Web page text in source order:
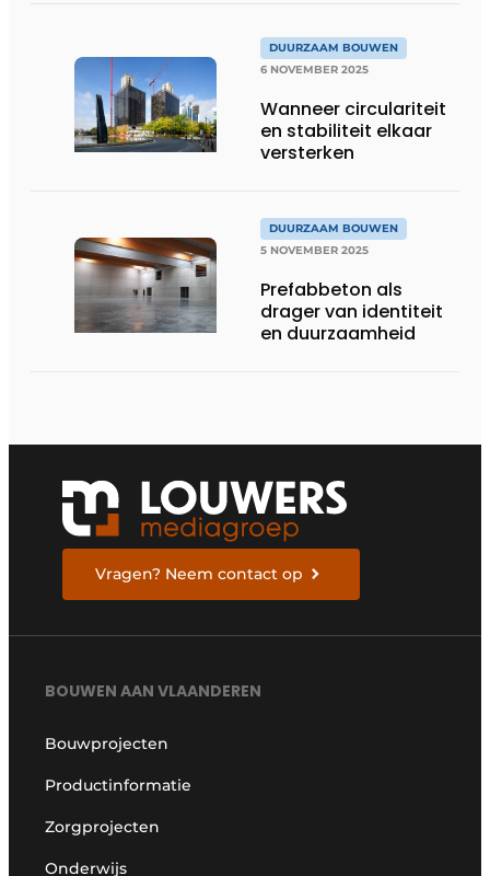
DUURZAAM BOUWEN
6 NOVEMBER 2025
Wanneer circulariteit
en stabiliteit elkaar
versterken
DUURZAAM BOUWEN
5 NOVEMBER 2025
Prefabbeton als
drager van identiteit
en duurzaamheid
Vragen? Neem contact op
BOUWEN AAN VLAANDEREN
Bouwprojecten
Productinformatie
Zorgprojecten
Onderwijs